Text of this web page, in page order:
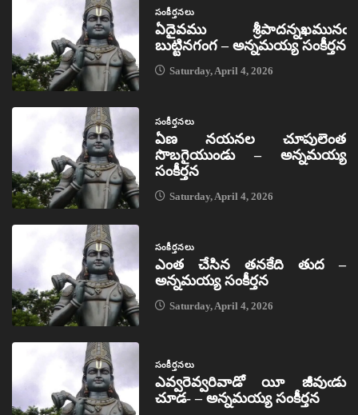
సంకీర్తనలు
ఏదైవము శ్రీపాదన్నఖమునఁ
బుట్టినగంగ – అన్నమయ్య సంకీర్తన
Saturday, April 4, 2026
సంకీర్తనలు
ఏణ నయనల చూపులెంత
సొబగైయుండు – అన్నమయ్య
సంకీర్తన
Saturday, April 4, 2026
సంకీర్తనలు
ఎంత చేసిన తనకేది తుద –
అన్నమయ్య సంకీర్తన
Saturday, April 4, 2026
సంకీర్తనలు
ఎవ్వరెవ్వరివాడో యీ జీవుఁడు
చూడ- – అన్నమయ్య సంకీర్తన